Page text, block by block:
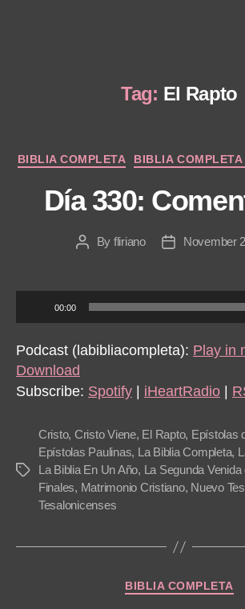
Tag: El Rapto
BIBLIA COMPLETA BIBLIA
Día 330:
PostBy fliriano
PostNovember
u
d
i
o
y
00:00
Podcast (labibliacompleta): Play in
Download
Subscribe: Spotify iHeartRadio
Tags
Cristo, Cristo Viene, El Rapto, Epístolas
Epístolas Paulinas, La Biblia Completa,
La Biblia En Un Año, La Segunda
Finales, Matrimonio Cristiano, Nuevo
Tesalonicenses
Categories
BIBLIA COMPLETA